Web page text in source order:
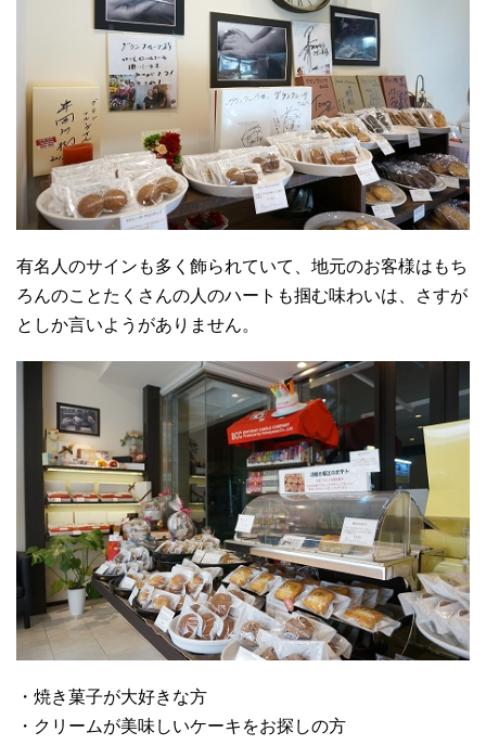
有名人のサインも多く飾られていて、地元のお客様はもち
ろんのことたくさんの人のハートも掴む味わいは、さすが
としか言いようがありません。
・焼き菓子が大好きな方
・クリームが美味しいケーキをお探しの方